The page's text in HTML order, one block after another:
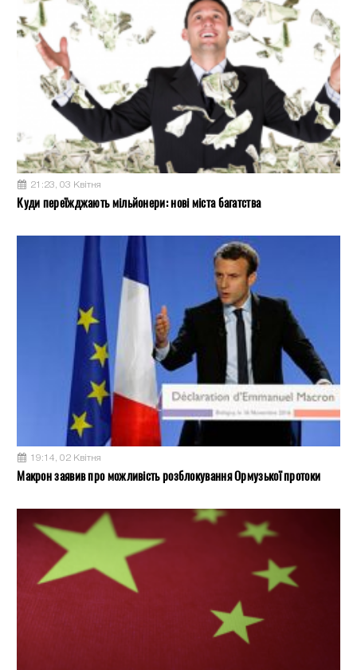
21:23, 03 Квітня
Куди переїжджають мільйонери: нові міста багатства
19:14, 02 Квітня
Макрон заявив про можливість розблокування Ормузької протоки